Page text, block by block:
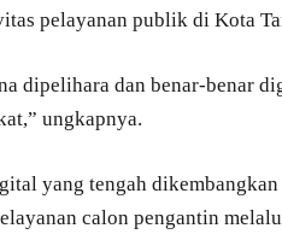
pelayanan publik di Kota
dipelihara dan benar-benar
ungkapnya.
yang tengah
calon pengantin